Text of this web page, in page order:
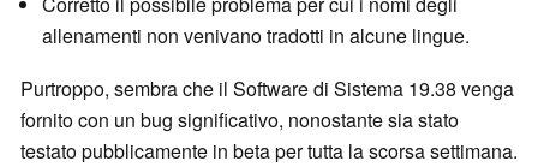
allenamenti non venivano tradotti in alcune lingue.
Purtroppo, sembra che il Software di Sistema 19.38 venga
fornito con un bug significativo, nonostante sia stato
testato pubblicamente in beta per tutta la scorsa settimana.